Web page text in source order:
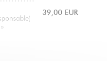
39,00 EUR